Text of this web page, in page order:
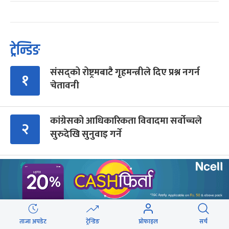
ट्रेन्डिङ
१
संसद्को रोष्ट्रमबाटै गृहमन्त्रीले दिए प्रश्न नगर्न
चेतावनी
२
कांग्रेसको आधिकारिकता विवादमा सर्वोच्चले
सुरुदेखि सुनुवाइ गर्ने
३
अब सर्वोच्चले कसरी गर्छ कांग्रेस विवादको
सुनुवाइ ?
शेरबहादुर देउवा साउन २६ गते स्वदेश फर्किने
ताजा अपडेट ट्रेन्डिङ प्रोफाइल सर्च